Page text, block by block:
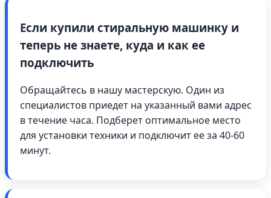
Если купили стиральную машинку и
теперь не знаете, куда и как ее
подключить
Обращайтесь в нашу мастерскую. Один из
специалистов приедет на указанный вами адрес
в течение часа. Подберет оптимальное место
для установки техники и подключит ее за 40-60
минут.